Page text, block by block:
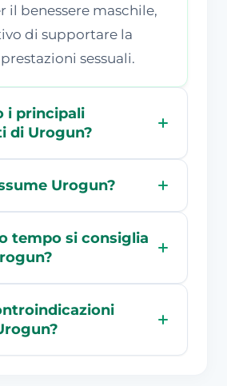
il benessere maschile,
di supportare la
sessuali.
i principali
di Urogun?
Urogun?
tempo si consiglia